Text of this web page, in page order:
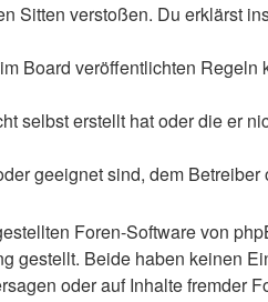
Sitten verstoßen. Du erklärst
Board veröffentlichten
selbst erstellt hat oder die er
geeignet sind, dem
Foren-Software von
gestellt. Beide haben keinen
oder auf Inhalte fremder